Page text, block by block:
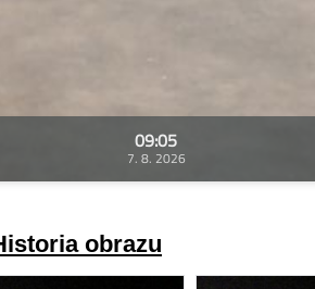
09:05
7. 8. 2026
obrazu